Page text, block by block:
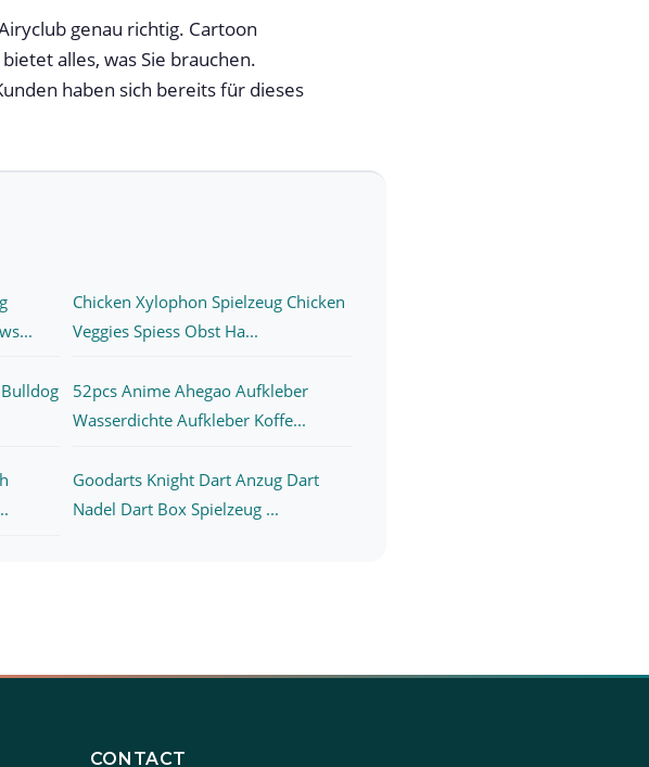
genau richtig. Cartoon
alles, was Sie brauchen.
haben sich bereits für dieses
Chicken Xylophon Spielzeug Chicken
Veggies Spiess Obst Ha...
52pcs Anime Ahegao Aufkleber
Wasserdichte Aufkleber Koffe...
Goodarts Knight Dart Anzug Dart
Nadel Dart Box Spielzeug ...
CONTACT